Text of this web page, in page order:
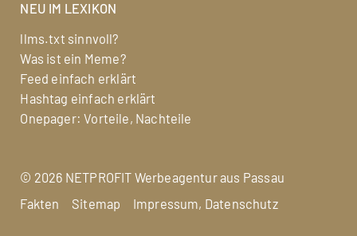
NEU IM LEXIKON
llms.txt sinnvoll?
Was ist ein Meme?
Feed einfach erklärt
Hashtag einfach erklärt
Onepager: Vorteile, Nachteile
© 2026 NETPROFIT Werbeagentur aus Passau
Fakten
Sitemap Impressum, Datenschutz